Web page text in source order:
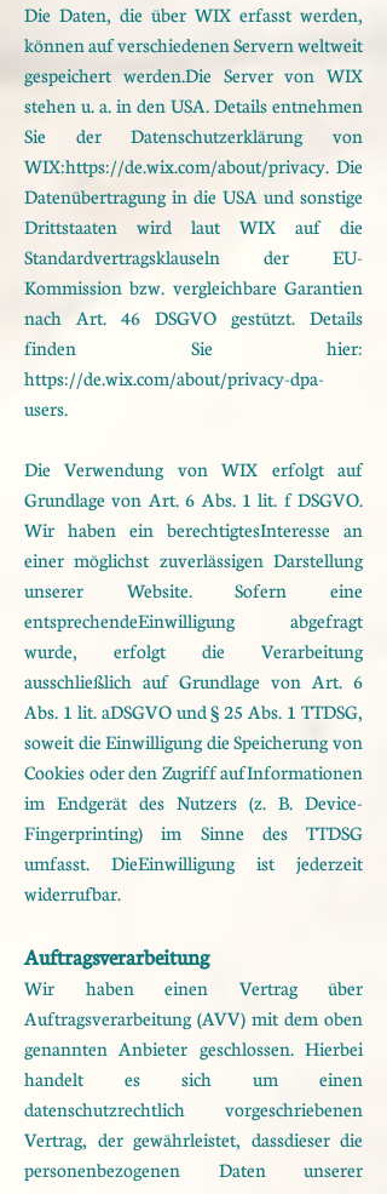
Die Daten, die über WIX erfasst werden,
können auf verschiedenen Servern weltweit
gespeichert werden.Die Server von WIX
stehen u. a. in den USA.Details entnehmen
Sie der Datenschutzerklärung von
WIX:https://de.wix.com/about/privacy. Die
Datenübertragung in die USA und sonstige
Drittstaaten wird laut WIX auf die
Standardvertragsklauseln der EU-
Kommission bzw. vergleichbare Garantien
nach Art. 46 DSGVO gestützt. Details
finden Sie hier:
https://de.wix.com/about/privacy-dpa-
users.
Die Verwendung von WIX erfolgt auf
Grundlage von Art. 6 Abs. 1 lit. f DSGVO.
Wir haben ein berechtigtesInteresse an
einer möglichst zuverlässigen Darstellung
unserer Website. Sofern eine
entsprechendeEinwilligung abgefragt
wurde, erfolgt die Verarbeitung
ausschließlich auf Grundlage von Art. 6
Abs. 1 lit. aDSGVO und § 25 Abs. 1 TTDSG,
soweit die Einwilligung die Speicherung von
Cookies oder den Zugriff aufInformationen
im Endgerät des Nutzers (z. B. Device-
Fingerprinting) im Sinne des TTDSG
umfasst. DieEinwilligung ist jederzeit
widerrufbar.
Auftragsverarbeitung
Wir haben einen Vertrag über
Auftragsverarbeitung (AVV) mit dem oben
genannten Anbieter geschlossen. Hierbei
handelt es sich um einen
datenschutzrechtlich vorgeschriebenen
Vertrag, der gewährleistet, dassdieser die
personenbezogenen Daten unserer